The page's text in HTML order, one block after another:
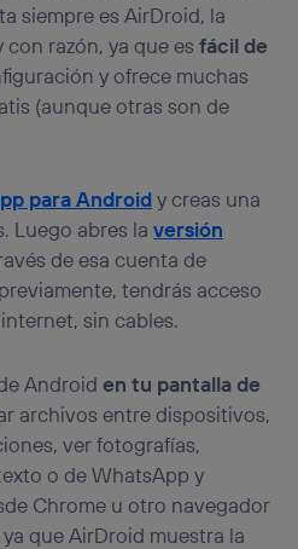
siempre es AirDroid, la
razón, ya que esfácil de
y ofrece muchas
(aunque otras son de
para Androidy creas una
Luego abres laversión
de esa cuenta de
tendrás acceso
sin cables.
Androiden tu pantalla de
archivos entre dispositivos,
ver fotografías,
o de WhatsApp y
Chrome u otro navegador
que AirDroid muestra la
Utiq seleccionando
inferior de esta página web o
de Utiq
información, consulta
de Utiq.